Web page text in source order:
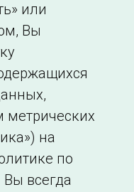
об
или
Вы
метрических
на
по
всегда